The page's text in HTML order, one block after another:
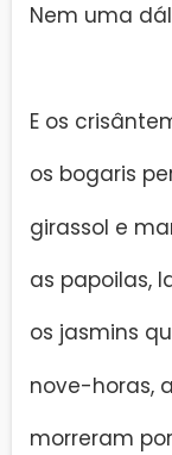
Nem uma
E os
os bogaris
girassol e
as papoilas,
os jasmins
nove-horas,
morreram